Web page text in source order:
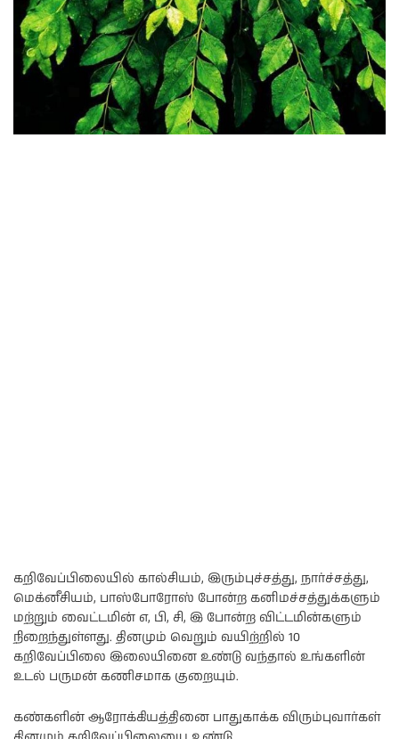
கறிவேப்பிலையில் கால்சியம், இரும்புச்சத்து, நார்ச்சத்து,
மெக்னீசியம், பாஸ்போரோஸ் போன்ற கனிமச்சத்துக்களும்
மற்றும் வைட்டமின் எ, பி, சி, இ போன்ற விட்டமின்களும்
நிறைந்துள்ளது. தினமும் வெறும் வயிற்றில் 10
கறிவேப்பிலை இலையினை உண்டு வந்தால் உங்களின்
உடல் பருமன் கணிசமாக குறையும்.
கண்களின் ஆரோக்கியத்தினை பாதுகாக்க விரும்புவார்கள்